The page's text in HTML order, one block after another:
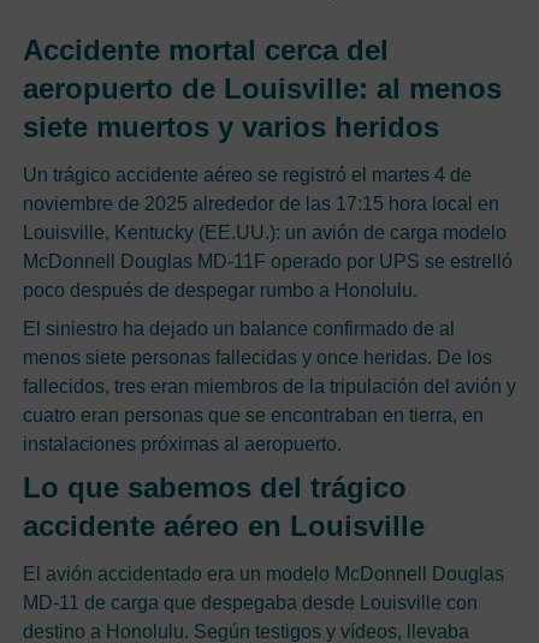
Accidente mortal cerca del
aeropuerto de Louisville: al menos
siete muertos y varios heridos
Un trágico accidente aéreo se registró el martes 4 de
noviembre de 2025 alrededor de las 17:15 hora local en
Louisville, Kentucky (EE.UU.): un avión de carga modelo
McDonnell Douglas MD‑11F operado por UPS se estrelló
poco después de despegar rumbo a Honolulu.
El siniestro ha dejado un balance confirmado de al
menos siete personas fallecidas y once heridas. De los
fallecidos, tres eran miembros de la tripulación del avión y
cuatro eran personas que se encontraban en tierra, en
instalaciones próximas al aeropuerto.
Lo que sabemos del trágico
accidente aéreo en Louisville
El avión accidentado era un modelo McDonnell Douglas
MD‑11 de carga que despegaba desde Louisville con
destino a Honolulu. Según testigos y vídeos, llevaba